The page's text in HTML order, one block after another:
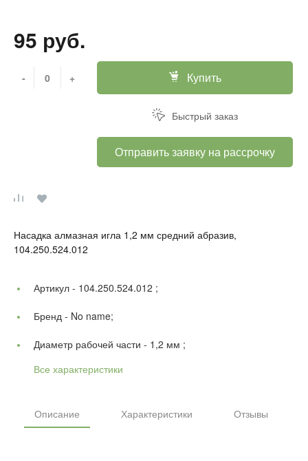
95 руб.
- + Купить
Быстрый заказ
Отправить заявку на рассрочку
Насадка алмазная игла 1,2 мм средний абразив,
104.250.524.012
Артикул - 104.250.524.012 ;
Бренд - No name;
Диаметр рабочей части - 1,2 мм ;
Все характеристики
Описание Характеристики Отзывы